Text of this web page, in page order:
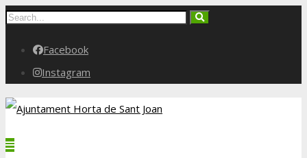
Facebook
Instagram